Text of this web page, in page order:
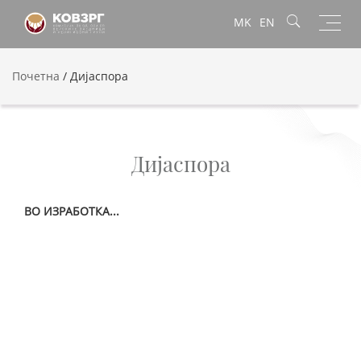
MK EN
Почетна / Дијаспора
Дијаспора
ВО ИЗРАБОТКА...